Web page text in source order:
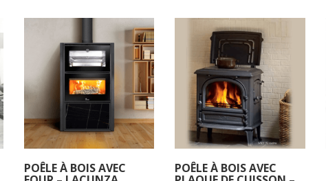
POÊLE À BOIS AVEC POÊLE À BOIS AVEC